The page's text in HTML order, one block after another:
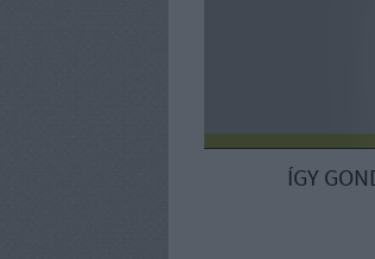
ÍGY